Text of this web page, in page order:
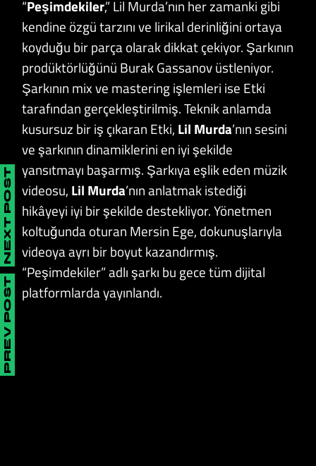
“Peşimdekiler,” Lil Murda’nın her zamanki gibi
kendine özgü tarzını ve lirikal derinliğini ortaya
koyduğu bir parça olarak dikkat çekiyor. Şarkının
prodüktörlüğünü Burak Gassanov üstleniyor.
Şarkının mix ve mastering işlemleri ise Etki
tarafından gerçekleştirilmiş. Teknik anlamda
kusursuz bir iş çıkaran Etki, Lil Murda’nın sesini
ve şarkının dinamiklerini en iyi şekilde
yansıtmayı başarmış. Şarkıya eşlik eden müzik
videosu, Lil Murda’nın anlatmak istediği
hikâyeyi iyi bir şekilde destekliyor. Yönetmen
koltuğunda oturan Mersin Ege, dokunuşlarıyla
videoya ayrı bir boyut kazandırmış.
“Peşimdekiler” adlı şarkı bu gece tüm dijital
platformlarda yayınlandı.
PREV POST
NEXT POST